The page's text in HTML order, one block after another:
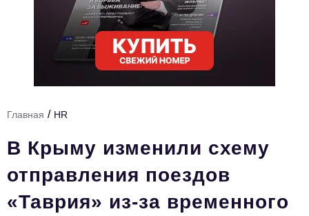
Регулирование
Премия "Тульский Бизнес"
История тульского предпринимательства
Тема номера
HR
Персона номера
Главная / HR
В Крыму изменили схему
отправления поездов
«Таврия» из-за временного